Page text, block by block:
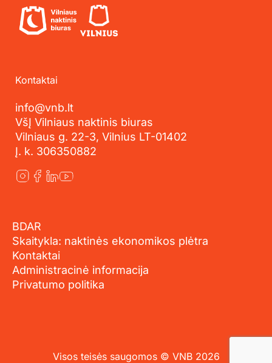
Kontaktai
info@vnb.lt
VšĮ Vilniaus naktinis biuras
Vilniaus g. 22-3, Vilnius LT-01402
Į. k. 306350882
BDAR
Skaitykla: naktinės ekonomikos plėtra
Kontaktai
Administracinė informacija
Privatumo politika
Visos teisės saugomos © VNB 2026